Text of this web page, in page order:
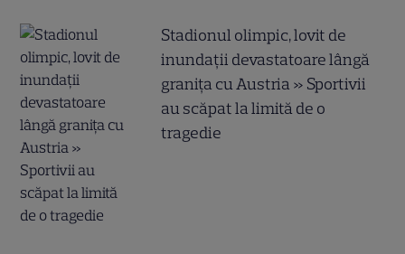
Stadionul olimpic, lovit de
inundații devastatoare lângă
granița cu Austria » Sportivii
au scăpat la limită de o
tragedie